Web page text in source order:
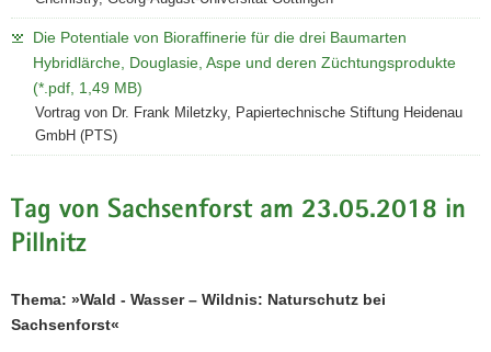
Die Potentiale von Bioraffinerie für die drei Baumarten
Hybridlärche, Douglasie, Aspe und deren Züchtungsprodukte
(*.pdf, 1,49 MB)
Vortrag von Dr. Frank Miletzky, Papiertechnische Stiftung Heidenau
GmbH (PTS)
Tag von Sachsenforst am 23.05.2018 in
Pillnitz
Thema: »Wald - Wasser – Wildnis: Naturschutz bei
Sachsenforst«